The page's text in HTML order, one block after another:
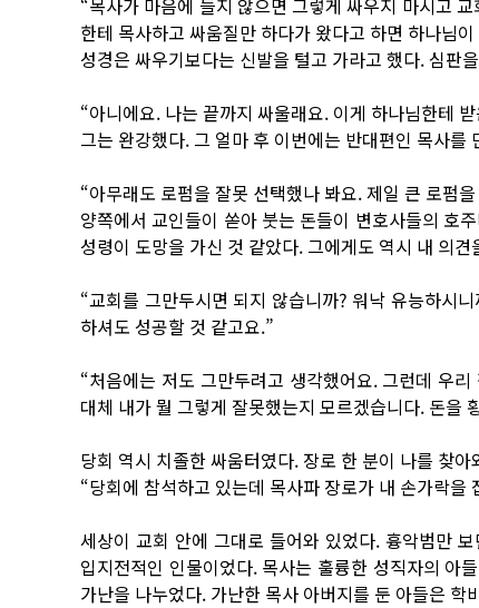
“목사가 마음에 들지 않으면 그렇게 싸우지 마시고
한테 목사하고 싸움질만 하다가 왔다고 하면 하나님
성경은 싸우기보다는 신발을 털고 가라고 했다. 심판
“아니에요. 나는 끝까지 싸울래요. 이게 하나님한테
그는 완강했다. 그 얼마 후 이번에는 반대편인 목사
“아무래도 로펌을 잘못 선택했나 봐요. 제일 큰 로펌
양쪽에서 교인들이 쏟아 붓는 돈들이 변호사들의 호
성령이 도망을 가신 것 같았다. 그에게도 역시 내 의견
“교회를 그만두시면 되지 않습니까? 워낙 유능하시
하셔도 성공할 것 같고요.”
“처음에는 저도 그만두려고 생각했어요. 그런데 우
대체 내가 뭘 그렇게 잘못했는지 모르겠습니다. 돈을
당회 역시 치졸한 싸움터였다. 장로 한 분이 나를 찾아
“당회에 참석하고 있는데 목사파 장로가 내 손가락
세상이 교회 안에 그대로 들어와 있었다. 흉악범만
입지전적인 인물이었다. 목사는 훌륭한 성직자의 아
가난을 나누었다. 가난한 목사 아버지를 둔 아들은 학